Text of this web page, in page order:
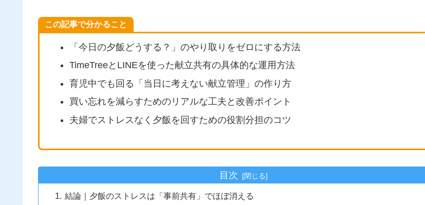
この記事で分かること
「今日の夕飯どうする？」のやり取りをゼロにする方法
TimeTreeとLINEを使った献立共有の具体的な運用方法
育児中でも回る「当日に考えない献立管理」の作り方
買い忘れを減らすためのリアルな工夫と改善ポイント
夫婦でストレスなく夕飯を回すための役割分担のコツ
目次
結論｜夕飯のストレスは「事前共有」でほぼ消える